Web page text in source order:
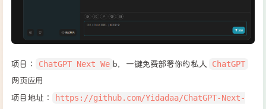
项目： ChatGPT Next We b，一键免费部署你的私人
ChatGPT
网页应用
项目地址：
https://github.com/Yidadaa/ChatGPT-Next-